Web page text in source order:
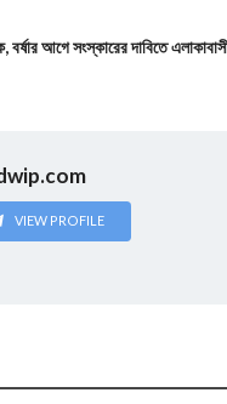
আগে সংস্কারের দাবিতে
VIEW PROFILE